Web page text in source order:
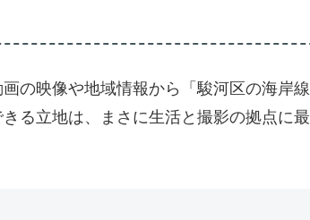
の映像や地域情報から「駿河区の海岸線
る立地は、まさに生活と撮影の拠点に最